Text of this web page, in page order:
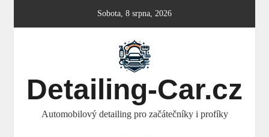
Sobota, 8 srpna, 2026
Detailing-Car.cz
Automobilový detailing pro začátečníky i profíky